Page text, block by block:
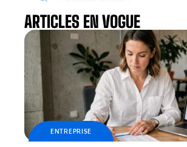
ARTICLES EN VOGUE
ENTREPRISE